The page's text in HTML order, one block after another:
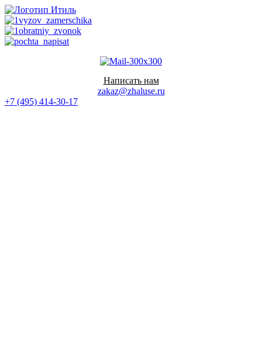
Перейти
к
содержимому
Написать нам
zakaz@zhaluse.ru
+7 (495) 414-30-17‬